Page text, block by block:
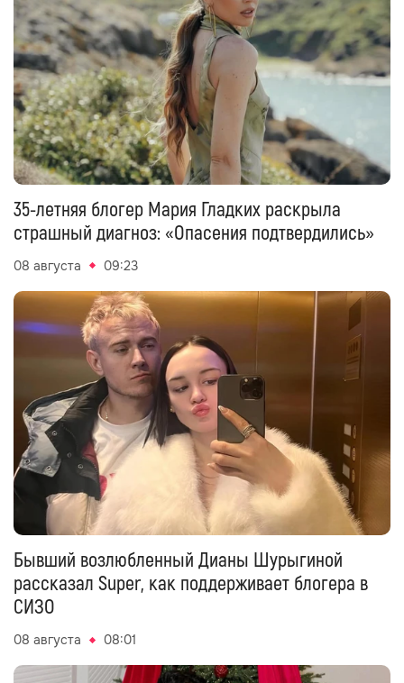
35-летняя блогер Мария Гладких раскрыла
страшный диагноз: «Опасения подтвердились»
08 августа 09:23
Бывший возлюбленный Дианы Шурыгиной
рассказал Super, как поддерживает блогера в
СИЗО
08 августа 08:01